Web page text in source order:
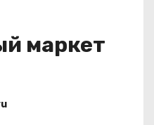
маркет